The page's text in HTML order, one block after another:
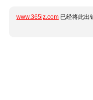
www.365jz.com 已经将此出